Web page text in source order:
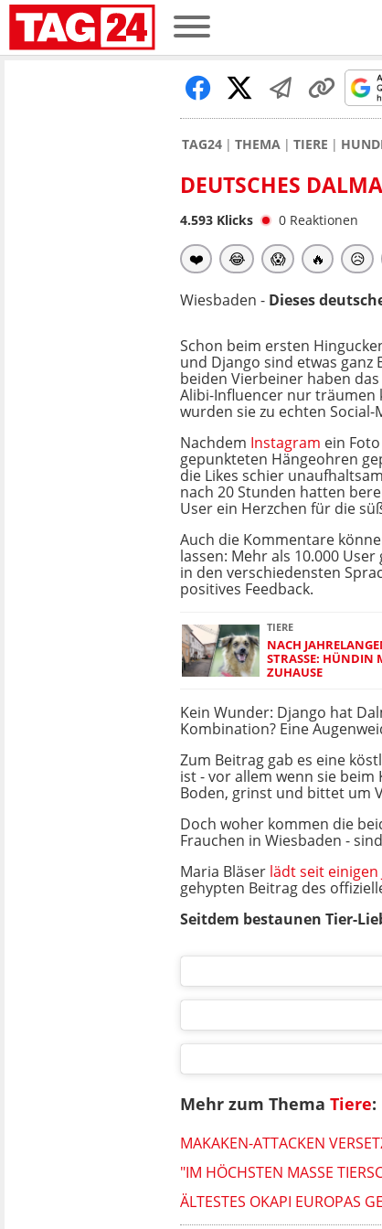
TAG24 THEMA TIERE
DEUTSCHES
4.593 Klicks 0 Reaktionen
❤️ 😂 😱 🔥 😥
Wiesbaden - Dieses
Schon beim ersten
und Django sind etwas ganz
beiden Vierbeiner haben
Alibi-Influencer nur träumen
wurden sie zu echten Social-
Nachdem Instagram ein
gepunkteten Hängeohren
die Likes schier
nach 20 Stunden hatten
User ein Herzchen für die
Auch die Kommentare
lassen: Mehr als 10.000
in den verschiedensten
positives Feedback.
TIERE
NACH
STRASSE: HÜNDIN
UHAUSE
Kein Wunder: Django hat
Kombination? Eine
Zum Beitrag gab es eine
ist - vor allem wenn sie
Boden, grinst und bittet um
Doch woher kommen die
Frauchen in Wiesbaden -
Maria Bläser lädt seit
gehypten Beitrag des
Seitdem bestaunen Tier-
Mehr zum Thema Tiere:
MAKAKEN-ATTACKEN
"IM HÖCHSTEN MASSE
ÄLTESTES OKAPI EUROPAS